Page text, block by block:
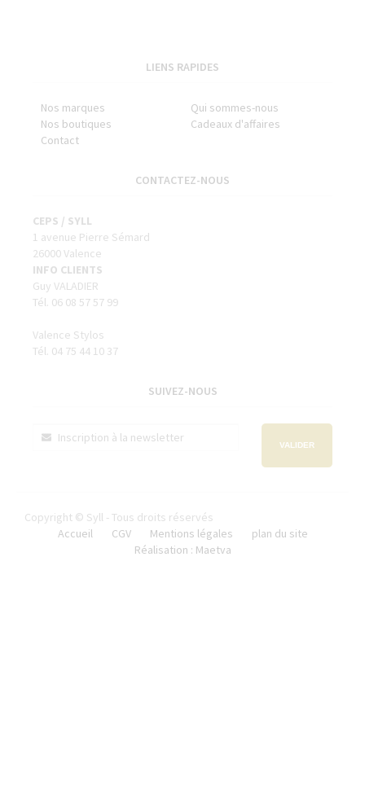
LIENS RAPIDES
Nos marques
Qui sommes-nous
Nos boutiques
Cadeaux d'affaires
Contact
CONTACTEZ-NOUS
CEPS / SYLL
1 avenue Pierre Sémard
26000 Valence
INFO CLIENTS
Guy VALADIER
Tél. 06 08 57 57 99
Valence Stylos
Tél. 04 75 44 10 37
SUIVEZ-NOUS
VALIDER
Copyright © Syll - Tous droits réservés
Accueil
CGV Mentions légales
plan du site
Réalisation : Maetva